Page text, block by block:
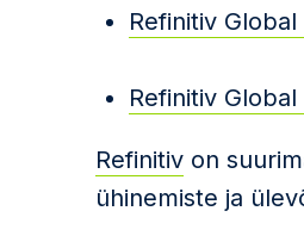
Refinitiv
Refinitiv
Refinitiv on
ühinemiste ja